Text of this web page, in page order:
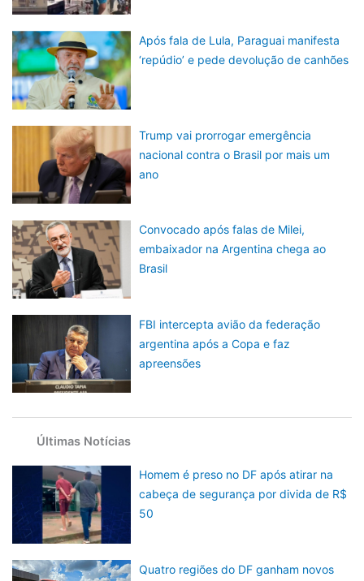
Após fala de Lula, Paraguai manifesta
‘repúdio’ e pede devolução de canhões
Trump vai prorrogar emergência
nacional contra o Brasil por mais um
ano
Convocado após falas de Milei,
embaixador na Argentina chega ao
Brasil
FBI intercepta avião da federação
argentina após a Copa e faz
apreensões
Últimas Notícias
Homem é preso no DF após atirar na
cabeça de segurança por divida de R$
50
Quatro regiões do DF ganham novos